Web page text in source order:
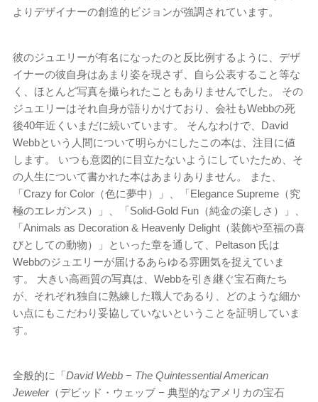
よりデザイナーの創造的ビジョンが強調されています。
彼のジュエリーが有名になったのと反比例するように、デザ
イナーの彼自身はあまり姿を現さず、自ら公表すること等な
く、ほとんど写真を撮られたこともありませんでした。 その
ジュエリーはそれ自身が語りかけており、会社もWebbの死
後40年近くいまだに続いています。 そんなわけで、David
Webbという人間について明らかにしたこの本は、注目に値
します。 いつも意図的に目立たないようにしていたため、そ
の人生について書かれた本はあまりありません。 また、
「Crazy for Color（色に夢中）」、「Elegance Supreme（究
極のエレガンス）」、「Solid-Gold Fun（純金の楽しさ）」、
「Animals as Decoration & Heavenly Delight（装飾や至福の喜
びとしての動物）」といった章を通して、Peltason 氏は
Webbのジュエリーが届けるあらゆる雰囲気を捉えていま
す。 大きい高画質の写真は、Webbを引き継ぐ宝石商たち
が、それぞれ独自に熟練した職人であるり、どのような細か
い点にもこだわり妥協していないということを証明していま
す。
全般的に「David Webb − The Quintessential American
Jeweler（デビッド・ウェッブ − 典型的なアメリカの宝石